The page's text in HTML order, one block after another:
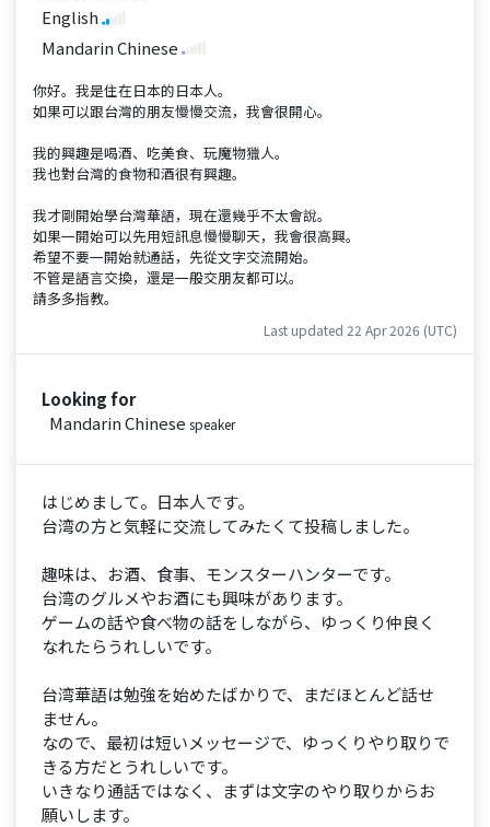
English
Mandarin Chinese
你好。我是住在日本的日本人。
如果可以跟台灣的朋友慢慢交流，我會很開心。
我的興趣是喝酒、吃美食、玩魔物獵人。
我也對台灣的食物和酒很有興趣。
我才剛開始學台灣華語，現在還幾乎不太會說。
如果一開始可以先用短訊息慢慢聊天，我會很高興。
希望不要一開始就通話，先從文字交流開始。
不管是語言交換，還是一般交朋友都可以。
請多多指教。
Last updated 22 Apr 2026 (UTC)
Looking for
Mandarin Chinese speaker
はじめまして。日本人です。
台湾の方と気軽に交流してみたくて投稿しました。
趣味は、お酒、食事、モンスターハンターです。
台湾のグルメやお酒にも興味があります。
ゲームの話や食べ物の話をしながら、ゆっくり仲良く
なれたらうれしいです。
台湾華語は勉強を始めたばかりで、まだほとんど話せ
ません。
なので、最初は短いメッセージで、ゆっくりやり取りで
きる方だとうれしいです。
いきなり通話ではなく、まずは文字のやり取りからお
願いします。